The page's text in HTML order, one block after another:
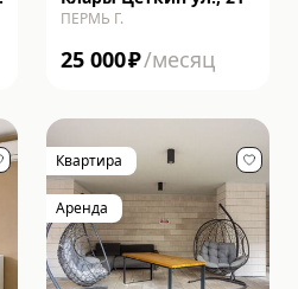
ПЕРМЬ Г.
25 000₽/месяц
Квартира
Аренда